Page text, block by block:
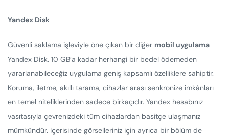
Yandex Disk
Güvenli saklama işleviyle öne çıkan bir diğer mobil uygulama
Yandex Disk. 10 GB’a kadar herhangi bir bedel ödemeden
yararlanabileceğiz uygulama geniş kapsamlı özelliklere sahiptir.
Koruma, iletme, akıllı tarama, cihazlar arası senkronize imkânları
en temel niteliklerinden sadece birkaçıdır. Yandex hesabınız
vasıtasıyla çevrenizdeki tüm cihazlardan basitçe ulaşmanız
mümkündür. İçerisinde görselleriniz için ayrıca bir bölüm de